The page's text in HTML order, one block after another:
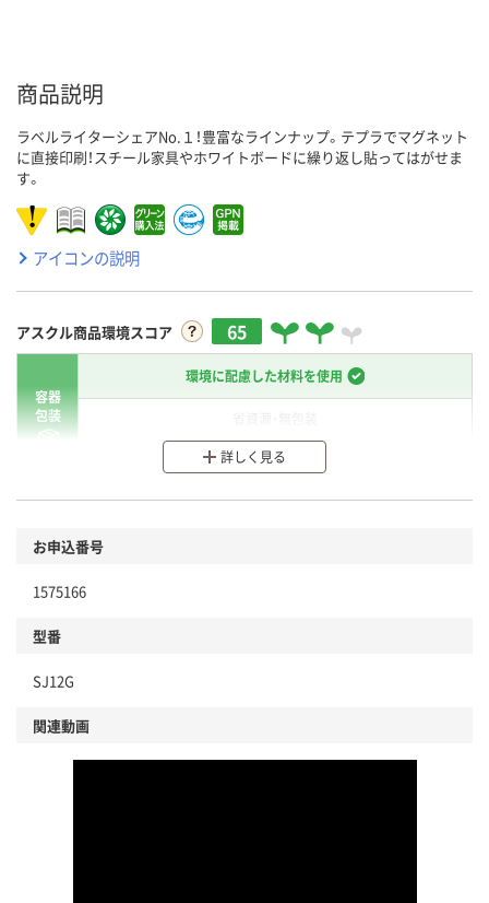
商品説明
ラベルライターシェアNo.１！豊富なラインナップ。テプラでマグネット
に直接印刷！スチール家具やホワイトボードに繰り返し貼ってはがせま
す。
アイコンの説明
アスクル商品環境スコア 65
容器
包装
環境に配慮した材料を使用
分別・リサイクルしやすい設計
商品
本体
仕組
詳しく見る
お申込番号
1575166
型番
SJ12G
関連動画